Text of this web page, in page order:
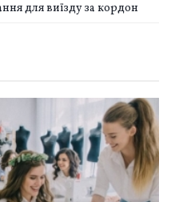
для виїзду за кордон